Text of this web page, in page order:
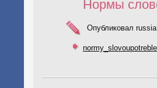
Нормы
Опубликовал